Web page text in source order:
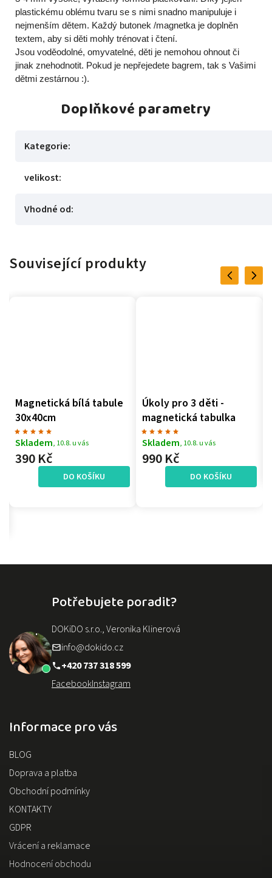
plastickému oblému tvaru se s nimi snadno manipuluje i
nejmenším dětem. Každý butonek /magnetka je doplněn
textem, aby si děti mohly trénovat i čtení.
Jsou voděodolné, omyvatelné, děti je nemohou ohnout či
jinak znehodnotit. Pokud je nepřejedete bagrem, tak s Vašimi
dětmi zestárnou :).
Doplňkové parametry
Kategorie:
velikost:
Vhodné od:
Související produkty
Previous
Magnetická bílá tabule
30x40cm
Skladem, 10.8. u vás
390 Kč
DO KOŠÍKU
Úkoly pro 3 děti -
magnetická tabulka
Skladem, 10.8. u vás
990 Kč
DO KOŠÍKU
Next
Informace pro vás
BLOG
Doprava a platba
Obchodní podmínky
KONTAKTY
GDPR
Vrácení a reklamace
Hodnocení obchodu
Potřebujete poradit?
DOKiDO s.r.o., Veronika Klinerová
info@dokido.cz
+420 737 318 599
FacebookInstagram